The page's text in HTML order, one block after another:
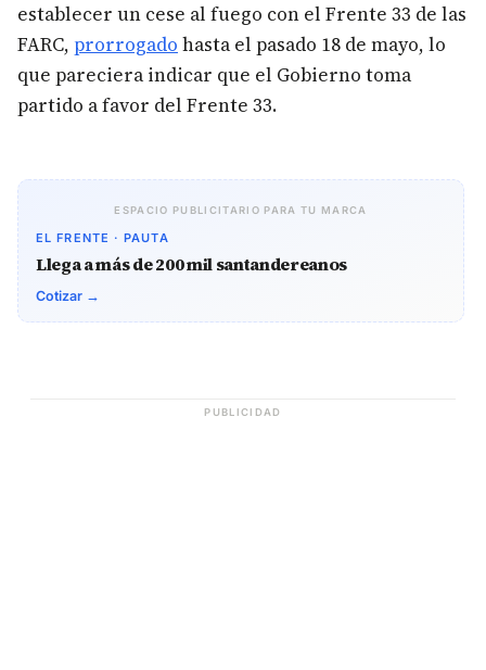
establecer un cese al fuego con el Frente 33 de las
FARC, prorrogado hasta el pasado 18 de mayo, lo
que pareciera indicar que el Gobierno toma
partido a favor del Frente 33.
ESPACIO PUBLICITARIO PARA TU MARCA
EL FRENTE · PAUTA
Llega a más de 200 mil santandereanos
Cotizar →
PUBLICIDAD